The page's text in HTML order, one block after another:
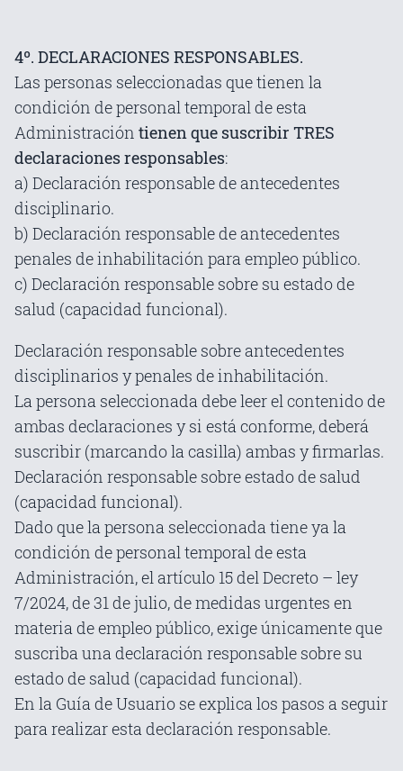
4º. DECLARACIONES RESPONSABLES.
Las personas seleccionadas que tienen la
condición de personal temporal de esta
Administración tienen que suscribir TRES
declaraciones responsables:
a) Declaración responsable de antecedentes
disciplinario.
b) Declaración responsable de antecedentes
penales de inhabilitación para empleo público.
c) Declaración responsable sobre su estado de
salud (capacidad funcional).
Declaración responsable sobre antecedentes
disciplinarios y penales de inhabilitación.
La persona seleccionada debe leer el contenido de
ambas declaraciones y si está conforme, deberá
suscribir (marcando la casilla) ambas y firmarlas.
Declaración responsable sobre estado de salud
(capacidad funcional).
Dado que la persona seleccionada tiene ya la
condición de personal temporal de esta
Administración, el artículo 15 del Decreto – ley
7/2024, de 31 de julio, de medidas urgentes en
materia de empleo público, exige únicamente que
suscriba una declaración responsable sobre su
estado de salud (capacidad funcional).
En la Guía de Usuario se explica los pasos a seguir
para realizar esta declaración responsable.